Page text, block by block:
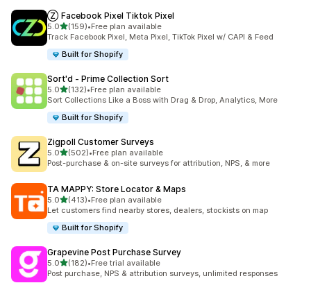
Ⓩ Facebook Pixel Tiktok Pixel
5.0滿分 5 顆星
(159)
共有 159 則評價
•Free plan available
Track Facebook Pixel, Meta Pixel, TikTok Pixel w/ CAPI & Feed
Built for Shopify
Sort'd ‑ Prime Collection Sort
5.0滿分 5 顆星
(132)
共有 132 則評價
•Free plan available
Sort Collections Like a Boss with Drag & Drop, Analytics, More
Built for Shopify
Zigpoll Customer Surveys
5.0滿分 5 顆星
(502)
共有 502 則評價
•Free plan available
Post-purchase & on-site surveys for attribution, NPS, & more
TA MAPPY: Store Locator & Maps
5.0滿分 5 顆星
(413)
共有 413 則評價
•Free plan available
Let customers find nearby stores, dealers, stockists on map
Built for Shopify
Grapevine Post Purchase Survey
5.0滿分 5 顆星
(182)
共有 182 則評價
•Free trial available
Post purchase, NPS & attribution surveys, unlimited responses